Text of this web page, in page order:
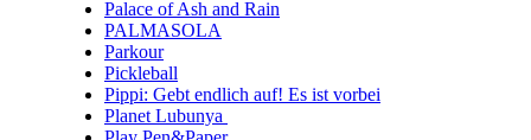
Palace of Ash and Rain
PALMASOLA
Parkour
Pickleball
Pippi: Gebt endlich auf! Es ist vorbei
Planet Lubunya